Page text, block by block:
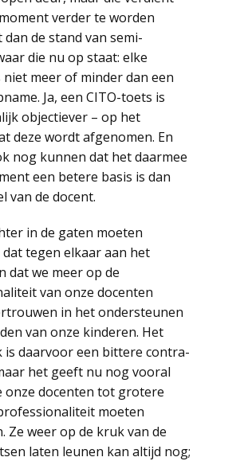
verder te worden
de stand van semi-
die nu op staat: elke
meer of minder dan een
Ja, een CITO-toets is
objectiever – op het
deze wordt afgenomen. En
nog kunnen dat het daarmee
een betere basis is dan
van de docent.
in de gaten moeten
dat tegen elkaar aan het
dat we meer op de
van onze docenten
in het ondersteunen
van onze kinderen. Het
is daarvoor een bittere contra-
het geeft nu nog vooral
onze docenten tot grotere
moeten
Ze weer op de kruk van de
laten leunen kan altijd nog;